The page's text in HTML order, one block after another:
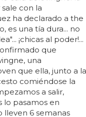
le ha sentado de
temiendo que
con kristen nunca
mucho por beth ditto,
carácter y
(de hecho
por lo visto su
ya que la conoció
freddie, con la que